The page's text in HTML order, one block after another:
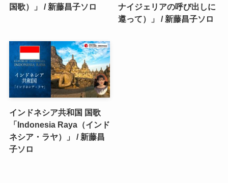
国歌）」 / 新藤昌子ソロ
ナイジェリアの呼び出しに
遵って）」 / 新藤昌子ソロ
インドネシア共和国 国歌
「Indonesia Raya（インド
ネシア・ラヤ）」 / 新藤昌
子ソロ